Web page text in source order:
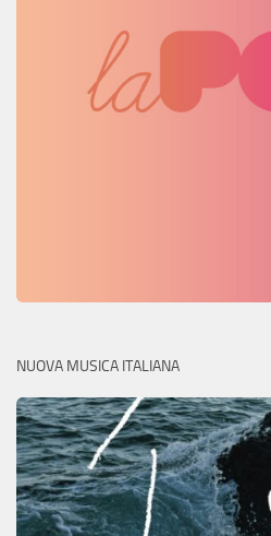
NUOVA MUSICA ITALIANA